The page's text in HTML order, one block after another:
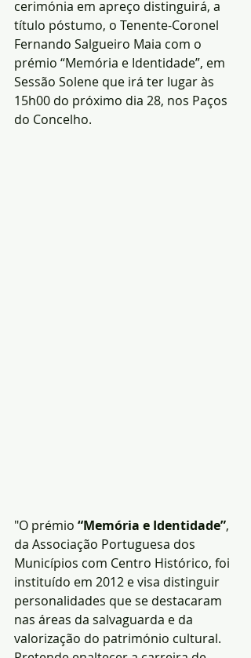
cerimónia em apreço distinguirá, a
título póstumo, o Tenente-Coronel
Fernando Salgueiro Maia com o
prémio “Memória e Identidade”, em
Sessão Solene que irá ter lugar às
15h00 do próximo dia 28, nos Paços
do Concelho.
"O prémio “Memória e Identidade”,
da Associação Portuguesa dos
Municípios com Centro Histórico, foi
instituído em 2012 e visa distinguir
personalidades que se destacaram
nas áreas da salvaguarda e da
valorização do património cultural.